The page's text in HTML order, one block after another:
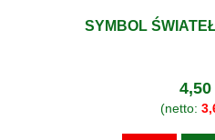
SYMBOL
4,50
(netto: